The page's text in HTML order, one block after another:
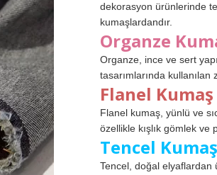
dekorasyon ürünlerinde
kumaşlardandır.
Organze
Organze, ince ve sert
tasarımlarında kullanılan
Flanel
Flanel kumaş, yünlü ve
özellikle kışlık gömlek ve
Tencel
Tencel, doğal elyaflardan